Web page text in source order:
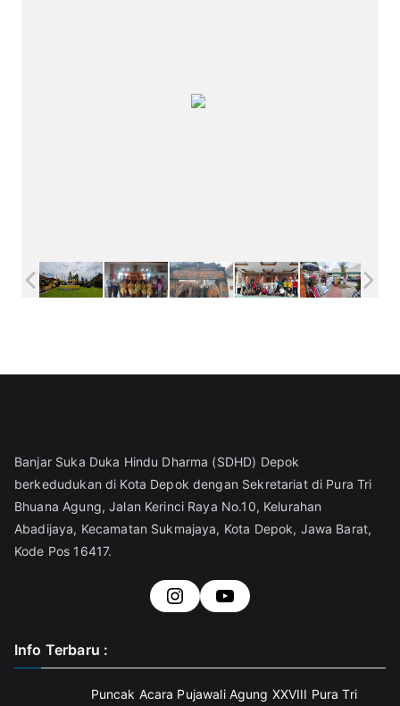
Banjar Suka Duka Hindu Dharma (SDHD) Depok
berkedudukan di Kota Depok dengan Sekretariat di Pura Tri
Bhuana Agung, Jalan Kerinci Raya No.10, Kelurahan
Abadijaya, Kecamatan Sukmajaya, Kota Depok, Jawa Barat,
Kode Pos 16417.
https://
#
Info Terbaru :
Puncak Acara Pujawali Agung XXVIII Pura Tri